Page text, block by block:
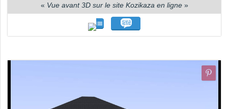
« Vue avant 3D sur le site Kozikaza en ligne»